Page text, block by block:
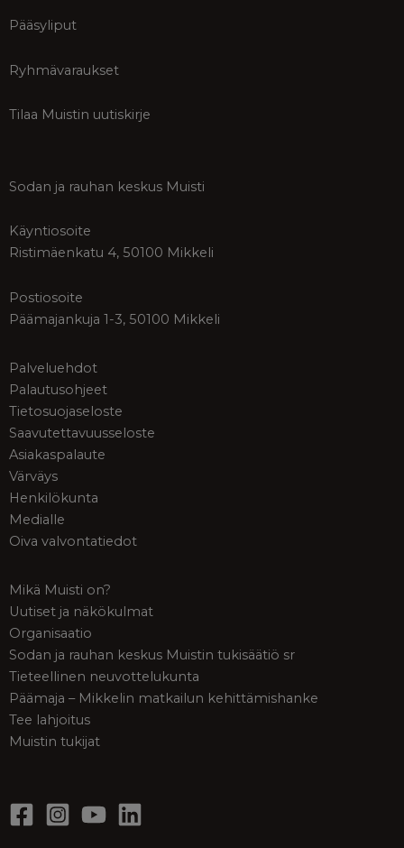
Pääsyliput
Ryhmävaraukset
Tilaa Muistin uutiskirje
Sodan ja rauhan keskus Muisti
Käyntiosoite
Ristimäenkatu 4, 50100 Mikkeli
Postiosoite
Päämajankuja 1-3, 50100 Mikkeli
Palveluehdot
Palautusohjeet
Tietosuojaseloste
Saavutettavuusseloste
Asiakaspalaute
Värväys
Henkilökunta
Medialle
Oiva valvontatiedot
Mikä Muisti on?
Uutiset ja näkökulmat
Organisaatio
Sodan ja rauhan keskus Muistin tukisäätiö sr
Tieteellinen neuvottelukunta
Päämaja – Mikkelin matkailun kehittämishanke
Tee lahjoitus
Muistin tukijat